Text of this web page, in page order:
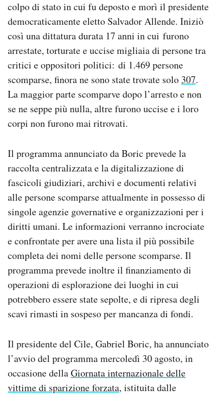
colpo di stato in cui fu deposto e morì il presidente
democraticamente eletto Salvador Allende. Iniziò
così una dittatura durata 17 anni in cui furono
arrestate, torturate e uccise migliaia di persone tra
critici e oppositori politici: di 1.469 persone
scomparse, finora ne sono state trovate solo 307.
La maggior parte scomparve dopo l’arresto e non
se ne seppe più nulla, altre furono uccise e i loro
corpi non furono mai ritrovati.
Il programma annunciato da Boric prevede la
raccolta centralizzata e la digitalizzazione di
fascicoli giudiziari, archivi e documenti relativi
alle persone scomparse attualmente in possesso di
singole agenzie governative e organizzazioni per i
diritti umani. Le informazioni verranno incrociate
e confrontate per avere una lista il più possibile
completa dei nomi delle persone scomparse. Il
programma prevede inoltre il finanziamento di
operazioni di esplorazione dei luoghi in cui
potrebbero essere state sepolte, e di ripresa degli
scavi rimasti in sospeso per mancanza di fondi.
Il presidente del Cile, Gabriel Boric, ha annunciato
l’avvio del programma mercoledì 30 agosto, in
occasione dellaGiornata internazionale delle
vittime di sparizione forzata, istituita dalle